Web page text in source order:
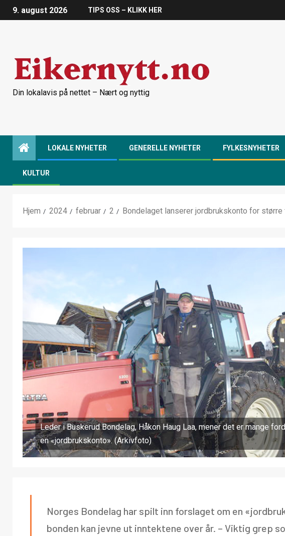
9. august 2026 TIPS OSS – KLIKK HER
Din lokalavis på nettet – Nært og nyttig
LOKALE NYHETER GENERELLE NYHETER FYLKESNYHETER
KULTUR
Hjem 2024 februar 2 Bondelaget lanserer jordbrukskonto for
Leder i Buskerud Bondelag, Håkon Haug Laa, mener det er mange
en «jordbrukskonto». (Arkivfoto)
Norges Bondelag har spilt inn forslaget om en
bonden kan jevne ut inntektene over år. – Viktig grep